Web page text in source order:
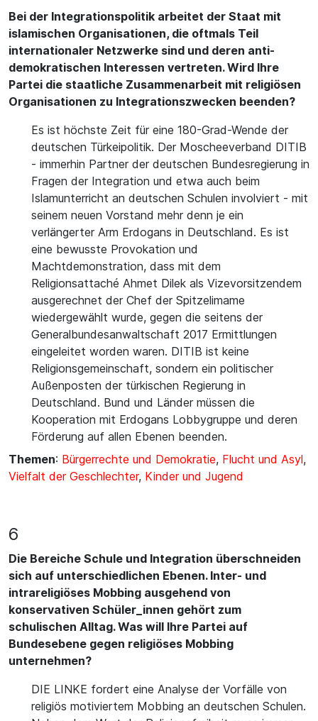
Bei der Integrationspolitik arbeitet der Staat mit
islamischen Organisationen, die oftmals Teil
internationaler Netzwerke sind und deren anti-
demokratischen Interessen vertreten. Wird Ihre
Partei die staatliche Zusammenarbeit mit religiösen
Organisationen zu Integrationszwecken beenden?
Es ist höchste Zeit für eine 180-Grad-Wende der
deutschen Türkeipolitik. Der Moscheeverband DITIB
- immerhin Partner der deutschen Bundesregierung in
Fragen der Integration und etwa auch beim
Islamunterricht an deutschen Schulen involviert - mit
seinem neuen Vorstand mehr denn je ein
verlängerter Arm Erdogans in Deutschland. Es ist
eine bewusste Provokation und
Machtdemonstration, dass mit dem
Religionsattaché Ahmet Dilek als Vizevorsitzendem
ausgerechnet der Chef der Spitzelimame
wiedergewählt wurde, gegen die seitens der
Generalbundesanwaltschaft 2017 Ermittlungen
eingeleitet worden waren. DITIB ist keine
Religionsgemeinschaft, sondern ein politischer
Außenposten der türkischen Regierung in
Deutschland. Bund und Länder müssen die
Kooperation mit Erdogans Lobbygruppe und deren
Förderung auf allen Ebenen beenden.
Themen: Bürgerrechte und Demokratie, Flucht und Asyl,
Vielfalt der Geschlechter, Kinder und Jugend
6
Die Bereiche Schule und Integration überschneiden
sich auf unterschiedlichen Ebenen. Inter- und
intrareligiöses Mobbing ausgehend von
konservativen Schüler_innen gehört zum
schulischen Alltag. Was will Ihre Partei auf
Bundesebene gegen religiöses Mobbing
unternehmen?
DIE LINKE fordert eine Analyse der Vorfälle von
religiös motiviertem Mobbing an deutschen Schulen.